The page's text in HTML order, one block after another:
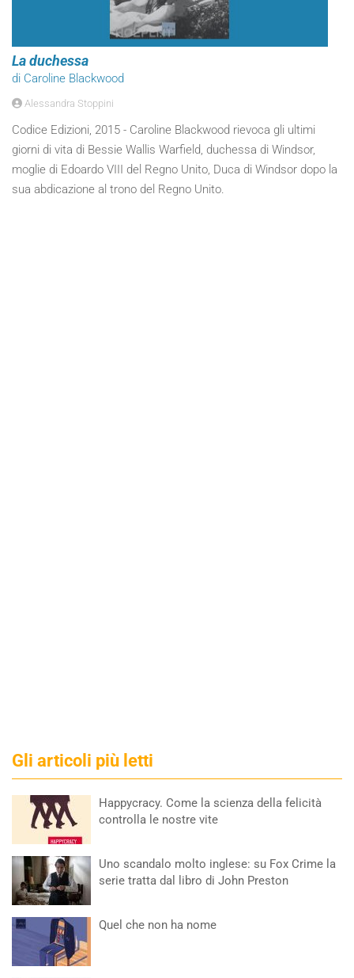
La duchessa
di Caroline Blackwood
Alessandra Stoppini
Codice Edizioni, 2015 - Caroline Blackwood rievoca gli ultimi
giorni di vita di Bessie Wallis Warfield, duchessa di Windsor,
moglie di Edoardo VIII del Regno Unito, Duca di Windsor dopo la
sua abdicazione al trono del Regno Unito.
Gli articoli più letti
Happycracy. Come la scienza della felicità
controlla le nostre vite
Uno scandalo molto inglese: su Fox Crime la
serie tratta dal libro di John Preston
Quel che non ha nome